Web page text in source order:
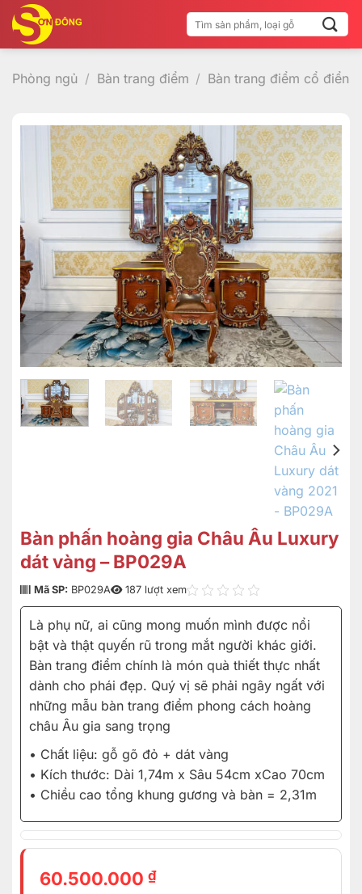
qua
nội
dung
Tìm
kiếm:
Phòng ngủ / Bàn trang điểm / Bàn trang điểm cổ điển
Bàn phấn hoàng gia Châu Âu Luxury
dát vàng – BP029A
Mã SP: BP029A 187 lượt xem
Là phụ nữ, ai cũng mong muốn mình được nổi
bật và thật quyến rũ trong mắt người khác giới.
Bàn trang điểm chính là món quà thiết thực nhất
dành cho phái đẹp. Quý vị sẽ phải ngây ngất với
những mẫu bàn trang điểm phong cách hoàng
châu Âu gia sang trọng
• Chất liệu: gỗ gõ đỏ + dát vàng
• Kích thước: Dài 1,74m x Sâu 54cm xCao 70cm
• Chiều cao tổng khung gương và bàn = 2,31m
60.500.000 ₫